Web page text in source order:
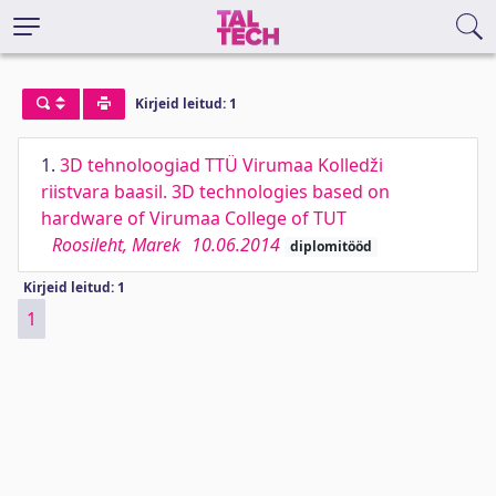
Kirjeid leitud: 1
1. 3D tehnoloogiad TTÜ Virumaa Kolledži
riistvara baasil. 3D technologies based on
hardware of Virumaa College of TUT
Roosileht, Marek 10.06.2014 diplomitööd
Kirjeid leitud: 1
1